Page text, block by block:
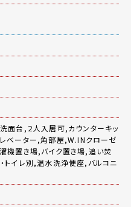
面台,２人入居可,カウンターキッ
ベーター,角部屋,W.INクローゼ
機置き場,バイク置き場,追い焚
トイレ別,温水洗浄便座,バルコニ